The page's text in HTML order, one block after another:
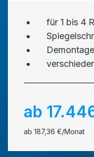
für 1 bis 4
ab
ab 187,36 €/Monat